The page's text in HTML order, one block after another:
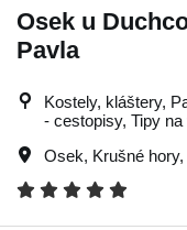
Osek u
Pavla
Kostely, kláštery,
- cestopisy, Tipy na
Osek, Krušné hory,